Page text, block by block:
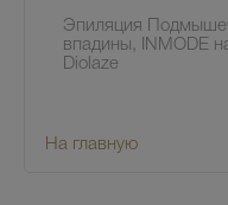
Эпиляция
впадины, INMODE
Diolaze
На главную